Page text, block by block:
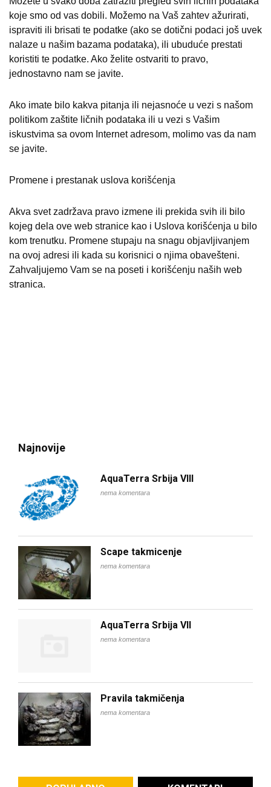
koje smo od vas dobili. Možemo na Vaš zahtev ažurirati,
ispraviti ili brisati te podatke (ako se dotični podaci još uvek
nalaze u našim bazama podataka), ili ubuduće prestati
koristiti te podatke. Ako želite ostvariti to pravo,
jednostavno nam se javite.
Ako imate bilo kakva pitanja ili nejasnoće u vezi s našom
politikom zaštite ličnih podataka ili u vezi s Vašim
iskustvima sa ovom Internet adresom, molimo vas da nam
se javite.
Promene i prestanak uslova korišćenja
Akva svet zadržava pravo izmene ili prekida svih ili bilo
kojeg dela ove web stranice kao i Uslova korišćenja u bilo
kom trenutku. Promene stupaju na snagu objavljivanjem
na ovoj adresi ili kada su korisnici o njima obavešteni.
Zahvaljujemo Vam se na poseti i korišćenju naših web
stranica.
Najnovije
AquaTerra Srbija VIII
nema komentara
Scape takmicenje
nema komentara
AquaTerra Srbija VII
nema komentara
Pravila takmičenja
nema komentara